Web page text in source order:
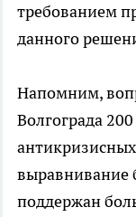
требованием
данного
Напомним,
Волгограда
выравнивание
поддержан